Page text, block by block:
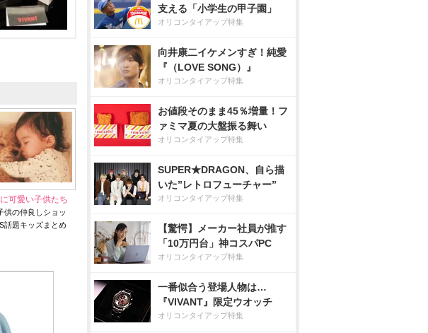
可愛い子供たち
供の仲良しショッ
話題キッズまとめ
支える「小学生の甲子園」
オリコンタイアップ特集
向井康二イケメンすぎ！純愛
『（LOVE SONG）』
オリコンタイアップ特集
お値段そのまま45％増量！フ
ァミマ夏の大盤振る舞い
オリコンタイアップ特集
SUPER★DRAGON、自ら描
いた”レトロフューチャー”
オリコンタイアップ特集
【驚愕】メーカー社員が推す
「10万円台」神コスパPC
オリコンタイアップ特集
一番似合う登場人物は…
『VIVANT』限定ウオッチ
オリコンタイアップ特集